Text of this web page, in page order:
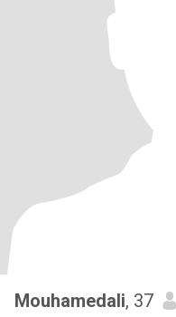
Mouhamedali, 37